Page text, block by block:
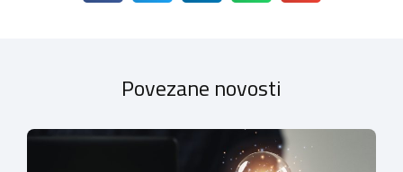
Povezane novosti